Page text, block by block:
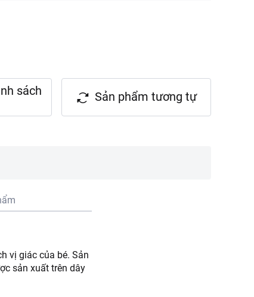
sách
Sản phẩm tương tự
vị giác của bé. Sản
sản xuất trên dây